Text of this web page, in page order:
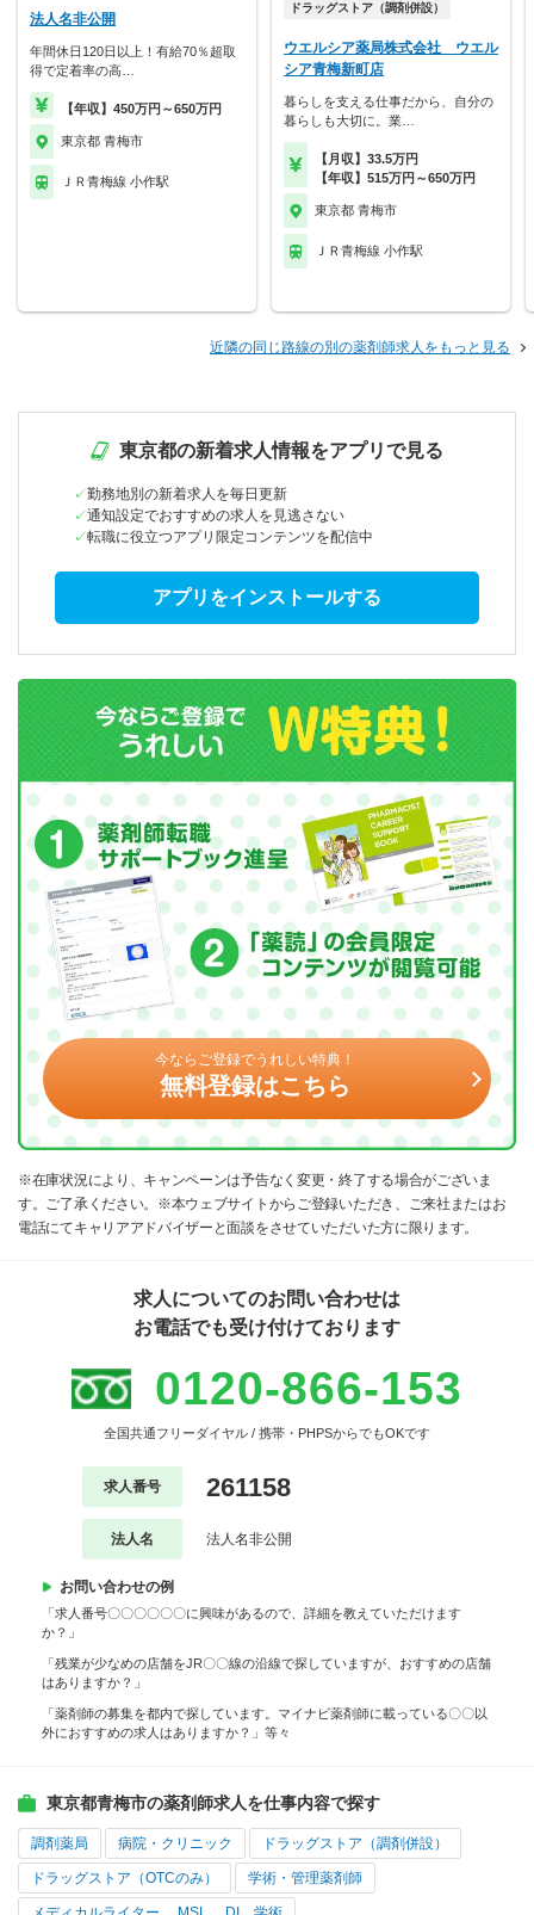
法人名非公開
年間休日120日以上！有給70％超取
得で定着率の高…
【年収】450万円～650万円
東京都 青梅市
ＪＲ青梅線 小作駅
ドラッグストア（調剤併設）
ウエルシア薬局株式会社 ウエル
シア青梅新町店
暮らしを支える仕事だから、自分の
暮らしも大切に。業…
【月収】33.5万円
【年収】515万円～650万円
東京都 青梅市
ＪＲ青梅線 小作駅
近隣の同じ路線の別の薬剤師求人をもっと見る
東京都の新着求人情報をアプリで見る
勤務地別の新着求人を毎日更新
通知設定でおすすめの求人を見逃さない
転職に役立つアプリ限定コンテンツを配信中
アプリをインストールする
今ならご登録でうれしい特典！
無料登録はこちら
※在庫状況により、キャンペーンは予告なく変更・終了する場合がございま
す。ご了承ください。※本ウェブサイトからご登録いただき、ご来社またはお
電話にてキャリアアドバイザーと面談をさせていただいた方に限ります。
求人についてのお問い合わせは
お電話でも受け付けております
0120-866-153
全国共通フリーダイヤル / 携帯・PHPSからでもOKです
求人番号 261158
法人名 法人名非公開
お問い合わせの例
「求人番号〇〇〇〇〇〇に興味があるので、詳細を教えていただけます
か？」
「残業が少なめの店舗をJR〇〇線の沿線で探していますが、おすすめの店舗
はありますか？」
「薬剤師の募集を都内で探しています。マイナビ薬剤師に載っている〇〇以
外におすすめの求人はありますか？」等々
東京都青梅市の薬剤師求人を仕事内容で探す
調剤薬局 病院・クリニック ドラッグストア（調剤併設）
ドラッグストア（OTCのみ） 学術・管理薬剤師